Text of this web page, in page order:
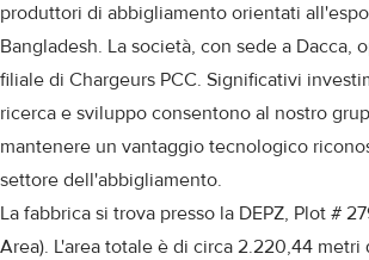
produttori di abbigliamento orientati
Bangladesh. La società, con sede a Dacca,
filiale di Chargeurs PCC. Significativi
ricerca e sviluppo consentono al nostro
mantenere un vantaggio tecnologico
settore dell'abbigliamento.
La fabbrica si trova presso la DEPZ, Plot #
Area). L'area totale è di circa 2.220,44 metri